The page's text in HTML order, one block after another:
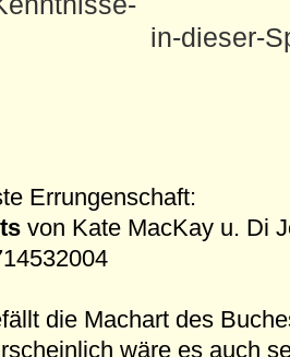
in-dieser-
Errungenschaft:
von Kate MacKay u. Di
die Machart des
wäre es auch